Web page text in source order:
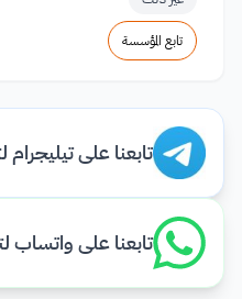
تابع المؤسسة
تابعنا على
تابعنا على